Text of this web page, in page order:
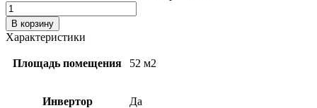
В корзину
Характеристики
Площадь помещения 52 м2
Инвертор Да